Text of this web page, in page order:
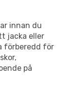
innan du
jacka eller
förberedd för
på